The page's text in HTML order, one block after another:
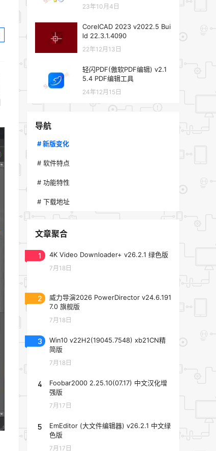
23年10月4日
CorelCAD 2023 v2022.5 Bui
ld 22.3.1.4090
22年12月13日
轻闪PDF(傲软PDF编辑) v2.1
5.4 PDF编辑工具
24年12月15日
导航
# 新版变化
# 软件特点
# 功能特性
# 下载地址
文章聚合
1 4K Video Downloader+ v26.2.1 绿色版
7月18日
2
威力导演2026 PowerDirector v24.6.191
7.0 旗舰版
7月18日
3
Win10 v22H2(19045.7548) xb21CN精
简版
7月18日
4
Foobar2000 2.25.10(07.17) 中文汉化增
强版
7月17日
5
EmEditor (大文件编辑器) v26.2.1 中文绿
色版
7月17日